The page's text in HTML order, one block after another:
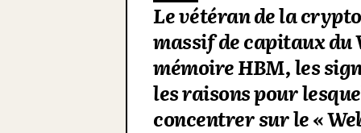
Le vétéran de la
massif de capitaux du
mémoire HBM, les
les raisons pour
concentrer sur le «